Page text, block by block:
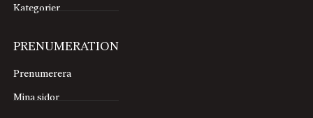
Kategorier
PRENUMERATION
Prenumerera
Mina sidor